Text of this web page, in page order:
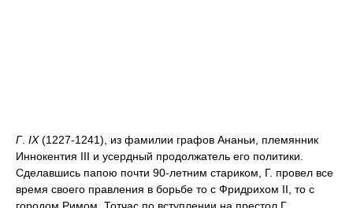
Г. IX(1227-1241), из фамилии графов Ананьи, племянник
Иннокентия III и усердный продолжатель его политики.
Сделавшись папою почти 90-летним стариком, Г. провел все
время своего правления в борьбе то с Фридрихом II, то с